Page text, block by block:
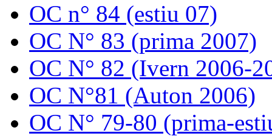
OC n° 84 (estiu 07)
OC N° 83 (prima 2007)
OC N° 82 (Ivern 2006-
OC N°81 (Auton 2006)
OC N° 79-80 (prima-